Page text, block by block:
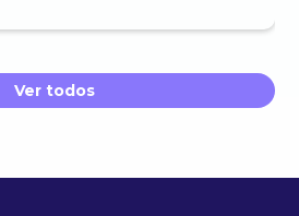
Ver todos